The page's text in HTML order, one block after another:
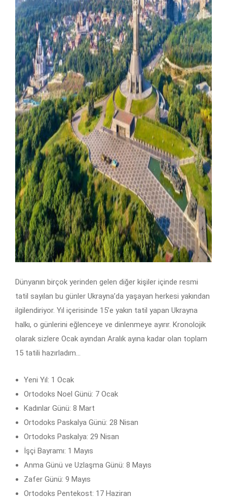
Dünyanın birçok yerinden gelen diğer kişiler içinde resmi
tatil sayılan bu günler Ukrayna’da yaşayan herkesi yakından
ilgilendiriyor. Yıl içerisinde 15’e yakın tatil yapan Ukrayna
halkı, o günlerini eğlenceye ve dinlenmeye ayırır. Kronolojik
olarak sizlere Ocak ayından Aralık ayına kadar olan toplam
15 tatili hazırladım…
Yeni Yıl: 1 Ocak
Ortodoks Noel Günü: 7 Ocak
Kadınlar Günü: 8 Mart
Ortodoks Paskalya Günü: 28 Nisan
Ortodoks Paskalya: 29 Nisan
İşçi Bayramı: 1 Mayıs
Anma Günü ve Uzlaşma Günü: 8 Mayıs
Zafer Günü: 9 Mayıs
Ortodoks Pentekost: 17 Haziran